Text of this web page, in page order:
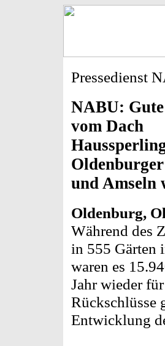
Pressedienst
NABU: Gute
vom Dach
und Amseln
Oldenburg,
Während des
in 555 Gärten
waren es
Jahr wieder
Rückschlüsse
Entwicklung